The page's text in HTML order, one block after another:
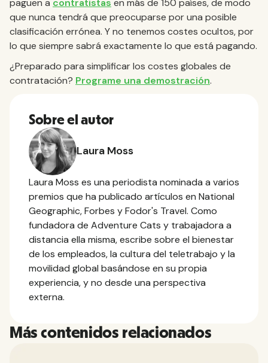
que nunca tendrá que preocuparse por una posible
clasificación errónea. Y no tenemos costes ocultos, por
lo que siempre sabrá exactamente lo que está pagando.
¿Preparado para simplificar los costes globales de
contratación? Programe una demostración.
Sobre el autor
Laura Moss
Laura Moss es una periodista nominada a varios
premios que ha publicado artículos en National
Geographic, Forbes y Fodor's Travel. Como
fundadora de Adventure Cats y trabajadora a
distancia ella misma, escribe sobre el bienestar
de los empleados, la cultura del teletrabajo y la
movilidad global basándose en su propia
experiencia, y no desde una perspectiva
externa.
Más contenidos relacionados